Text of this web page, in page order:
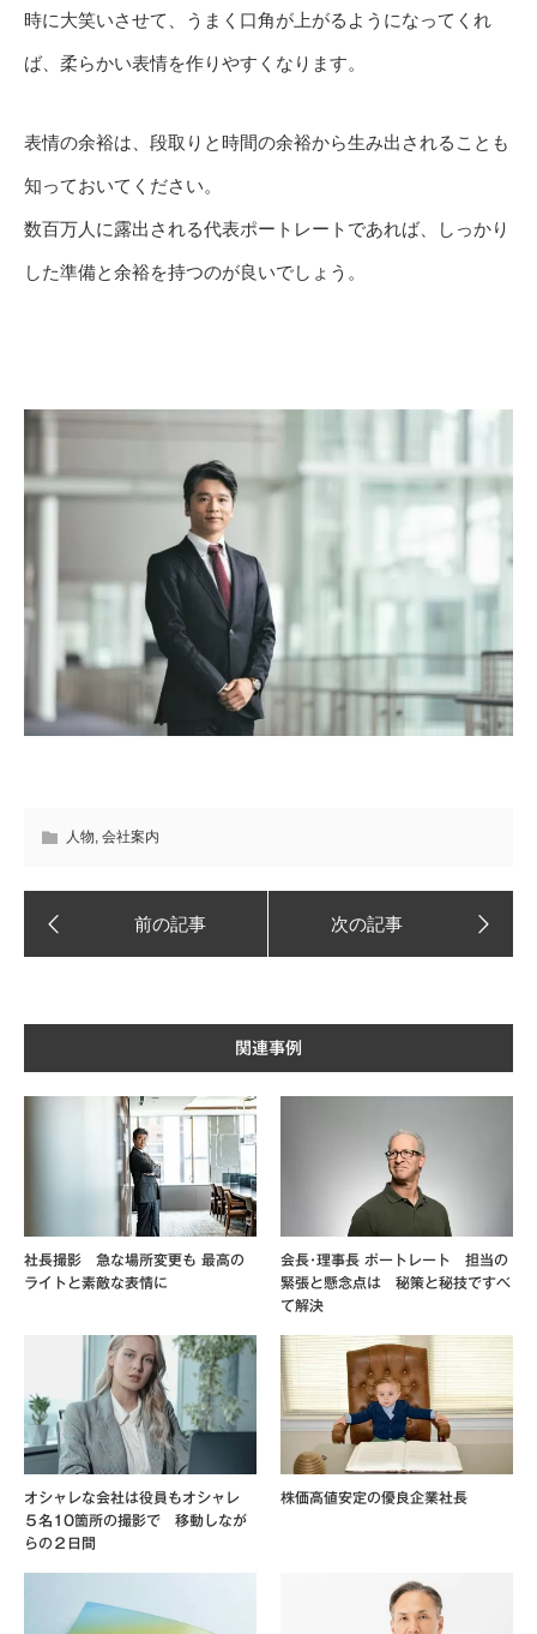
時に大笑いさせて、うまく口角が上がるようになってくれ
ば、柔らかい表情を作りやすくなります。
表情の余裕は、段取りと時間の余裕から生み出されることも
知っておいてください。
数百万人に露出される代表ポートレートであれば、しっかり
した準備と余裕を持つのが良いでしょう。
人物, 会社案内
関連事例
社長撮影 急な場所変更も 最高の
ライトと素敵な表情に
会長･理事長 ポートレート 担当の
緊張と懸念点は 秘策と秘技ですべ
て解決
オシャレな会社は役員もオシャレ
５名10箇所の撮影で 移動しなが
らの２日間
株価高値安定の優良企業社長